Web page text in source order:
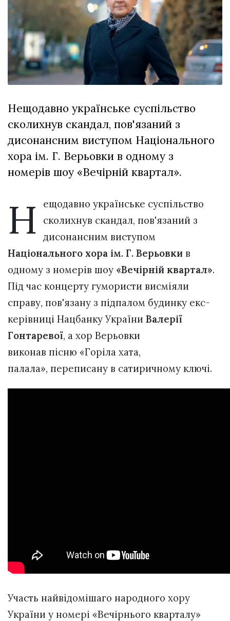
залишив у
Луцьку
27 Липня 2026
755 переглядів
Всі розділи
Персона
Афіша
ZONE 18+
Нещодавно українське суспільство
сколихнув скандал, пов'язаний з
дисонансним виступом Національного
хора ім. Г. Верьовки в одному з
номерів шоу «Вечірній квартал».
Н
ещодавно українське суспільство
сколихнув скандал, пов'язаний з
дисонансним виступом
Національного хора ім. Г. Верьовки в
одному з номерів шоу «Вечірній квартал».
Під час концерту гумористи висміяли
справу, пов'язану з підпалом будинку екс-
керівниці Нацбанку України Валерії
Гонтаревої, а хор Верьовки
виконав пісню «Горіла хата,
палала», переписану в сатиричному ключі.
Участь найвідомішаго народного хору
України у номері «Вечірнього кварталу»